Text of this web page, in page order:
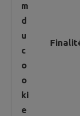
m
d
u
c
o
o
ki
e